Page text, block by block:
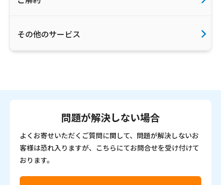
その他のサービス
問題が解決しない場合
よくお寄せいただくご質問に関して、問題が解決しないお
客様は恐れ入りますが、こちらにてお問合せを受け付けて
おります。